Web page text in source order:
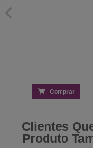
Comprar
Clientes
Produto